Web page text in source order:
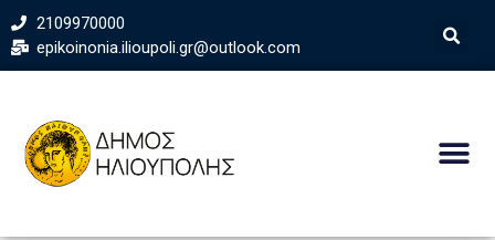
2109970000
epikoinonia.ilioupoli.gr@outlook.com